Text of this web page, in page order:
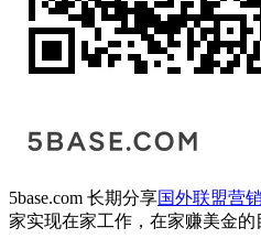
5base.com 长期分享国外联盟营销
家实现在家工作，在家赚美金的